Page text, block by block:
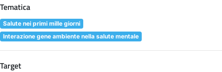
Tematica
Salute nei primi mille giorni
Interazione gene ambiente nella salute mentale
Target